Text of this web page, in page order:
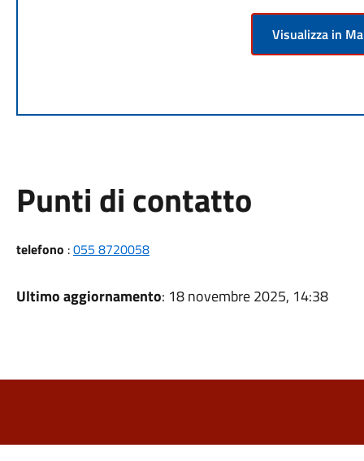
Visualizza in
Punti di contatto
telefono :055 8720058
Ultimo aggiornamento: 18 novembre 2025, 14:38